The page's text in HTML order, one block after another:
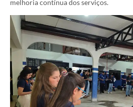
melhoria contínua dos serviços.